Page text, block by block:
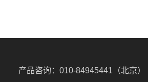
产品咨询： 010-84945441（北京）